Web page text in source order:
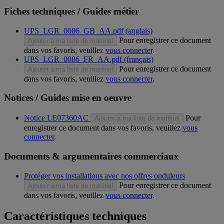
Fiches techniques / Guides métier
UPS_LGR_0086_GB_AA.pdf (anglais)
Ajouter à ma liste de matériel
Pour enregistrer ce document
dans vos favoris, veuillez vous connecter.
UPS_LGR_0086_FR_AA.pdf (français)
Ajouter à ma liste de matériel
Pour enregistrer ce document
dans vos favoris, veuillez vous connecter.
Notices / Guides mise en oeuvre
Notice LE07360AC Ajouter à ma liste de matériel
Pour
enregistrer ce document dans vos favoris, veuillez vous
connecter.
Documents & argumentaires commerciaux
Protéger vos installations avec nos offres onduleurs
Ajouter à ma liste de matériel
Pour enregistrer ce document
dans vos favoris, veuillez vous connecter.
Caractéristiques techniques